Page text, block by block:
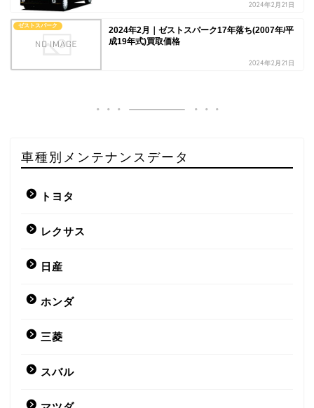
2024年2月21日
ゼストスパーク
2024年2月｜ゼストスパーク17年落ち(2007年/平
成19年式)買取価格
2024年2月21日
車種別メンテナンスデータ
トヨタ
レクサス
日産
ホンダ
三菱
スバル